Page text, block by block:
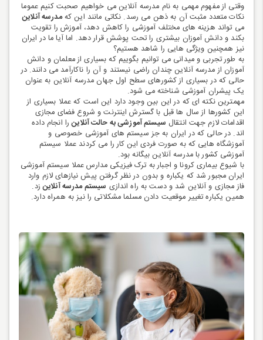
وقتی از مفهوم مهمی به نام مدرسه آنلاین می خواهیم صحبت کنیم عموما
نکات متعدد مثبت آن به ذهن می رسد. نکاتی مانند این کهمدرسه آنلاین
می تواند هزینه های مختلف آموزشی را کاهش دهد، آموزش را تقویت
بکند و دانش آموزان بیشتری را تحت پوشش قرار دهد. اما آیا ما در ایران
نیز همچنین ویژگی هایی را شاهد هستیم؟
به طور تجربی و میدانی می توانیم بگوییم که بسیاری از معلمان و دانش
آموزان از مدرسه آنلاین چندان راضی نیستند و آن را ناکارآمد می دانند. در
حالی که در بسیاری از کشورهای سطح اول جهان مدرسه آنلاین به عنوان
یک پیشران آموزشی شناخته می شود.
مهمترین نکته ای که در این بین وجود دارد این است که عملا بسیاری از
این کشورها از سال ها قبل با گسترش اینترنت و شروع فضای مجازی
اقدامات لازم جهت انتقال سیستم آموزشی به حالت آنلاینرا انجام داده
اند. در حالی که در ایران به جز سیستم های آموزشی خصوصی و
آموزشگاه هایی که به صورت فردی این کار را می کردند عملا سیستم
آموزشی کشور با مدرسه آنلاین بیگانه بود.
با شیوع بیماری کرونا و اجبار به ترک فیزیکی مدارس عملا سیستم آموزشی
ایران مجبور شد که یکباره و بدون در نظر گرفتن پیش نیازهای لازم وارد
فاز مجازی و آنلاین شد و دست به راه اندازی سیستم مدرسه آنلاینزد.
همین یکباره تغییر موقعیت دادن مسلما مشکلاتی را نیز به همراه دارد.